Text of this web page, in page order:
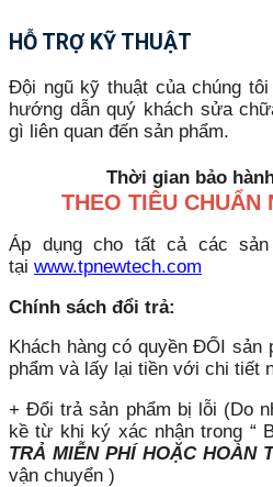
HỖ TRỢ KỸ THUẬT
Đội ngũ kỹ thuật của chúng
hướng dẫn quý khách sửa
gì liên quan đến sản phẩm.
Thời gian bảo
THEO TIÊU CHUẨN
Áp dụng cho tất cả các sản
tại www.tpnewtech.com
Chính sách đổi trả:
Khách hàng có quyền ĐỔI sản
phẩm và lấy lại tiền với chi tiết
+ Đổi trả sản phẩm bị lỗi (Do
kề từ khi ký xác nhận trong “
TRẢ MIỄN PHÍ HOẶC HOÀN
vận chuyển )